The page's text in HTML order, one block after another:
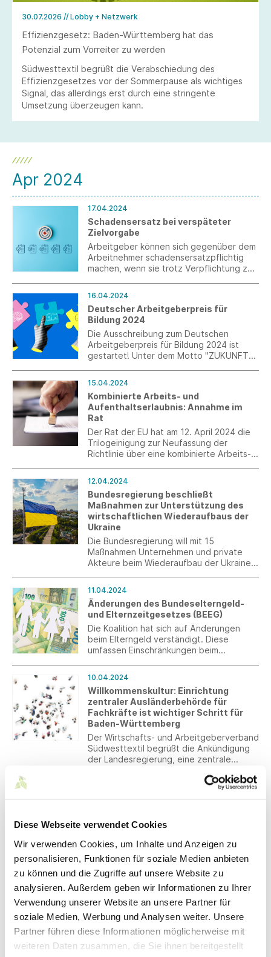
Diese Webseite verwendet Cookies
Wir verwenden Cookies, um Inhalte und Anzeigen zu
personalisieren, Funktionen für soziale Medien anbieten
zu können und die Zugriffe auf unsere Website zu
analysieren. Außerdem geben wir Informationen zu Ihrer
Verwendung unserer Website an unsere Partner für
soziale Medien, Werbung und Analysen weiter. Unsere
Partner führen diese Informationen möglicherweise mit
weiteren Daten zusammen, die Sie ihnen bereitgestellt
30.07.2026 // Lobby + Netzwerk
Effizienzgesetz: Baden-Württemberg hat das
Potenzial zum Vorreiter zu werden
Südwesttextil begrüßt die Verabschiedung des
Effizienzgesetzes vor der Sommerpause als wichtiges
Signal, das allerdings erst durch eine stringente
Umsetzung überzeugen kann.
Apr 2024
17.04.2024
Schadensersatz bei verspäteter
Zielvorgabe
Arbeitgeber können sich gegenüber dem
Arbeitnehmer schadensersatzpflichtig
machen, wenn sie trotz Verpflichtung zu
Geschäftsjahr eine solche vornehmen.
Dies hat das Landesarbeitsgericht Köln
entschieden (Urteil vom 6.2.2024; 4 Sa
390/23).
16.04.2024
Deutscher Arbeitgeberpreis für
Bildung 2024
Die Ausschreibung zum Deutschen
Arbeitgeberpreis für Bildung 2024 ist
gestartet! Unter dem Motto "ZUKUNFTS-
online bewerben. Die Preisverleihung
findet am 22. Oktober 2024 beim
Deutschen Arbeitgebertag in Berlin statt.
15.04.2024
Kombinierte Arbeits- und
Aufenthaltserlaubnis: Annahme im
Rat
Der Rat der EU hat am 12. April 2024 die
Trilogeinigung zur Neufassung der
Richtlinie über eine kombinierte Arbeits-
12.04.2024
Bundesregierung beschließt
Maßnahmen zur Unterstützung des
wirtschaftlichen Wiederaufbaus der
Ukraine
Die Bundesregierung will mit 15
Maßnahmen Unternehmen und private
Akteure beim Wiederaufbau der Ukraine
am 10. April 2024 beschlossen.
11.04.2024
Änderungen des Bundeselterngeld-
und Elternzeitgesetzes (BEEG)
Die Koalition hat sich auf Änderungen
beim Elterngeld verständigt. Diese
umfassen Einschränkungen beim
Geburtstermin gelten hier künftig
niedrigere Einkommensgrenzen.
Außerdem gibt es auch Einschränkungen
beim Parallelbezug von Elterngeld.
10.04.2024
Willkommenskultur: Einrichtung
zentraler Ausländerbehörde für
Fachkräfte ist wichtiger Schritt für
Baden-Württemberg
Der Wirtschafts- und Arbeitgeberverband
Südwesttextil begrüßt die Ankündigung
der Landesregierung, eine zentrale
Sicherheitspreis 2024
2024 zum neunten Mal den
Bewerbungen können ab sofort und bis
zum 30.06.2024 eingereicht werden.
05.04.2024
Mein NOW – Portal für berufliche
Weiterbildung
Weiterbildung – kurz: mein NOW – können
sich Beschäftigte und Unternehmen
schnell und einfach rund um das Thema
berufliche Weiterbildung informieren und